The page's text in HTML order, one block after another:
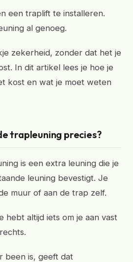
een traplift te installeren.
al genoeg.
zekerheid, zonder dat het je
In dit artikel lees je hoe je
kost en wat je moet weten
trapleuning precies?
is een extra leuning die je
leuning bevestigt. Je
muur of aan de trap zelf.
hebt altijd iets om je aan vast
been is, geeft dat